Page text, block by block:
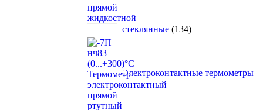
стеклянные 134134
Электроконтактные термометры